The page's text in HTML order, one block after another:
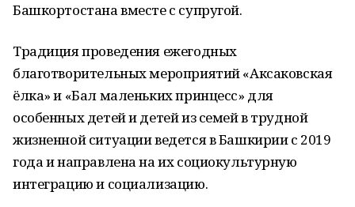
Башкортостана вместе с супругой.
Традиция проведения ежегодных
благотворительных мероприятий «Аксаковская
ёлка» и «Бал маленьких принцесс» для
особенных детей и детей из семей в трудной
жизненной ситуации ведется в Башкирии с 2019
года и направлена на их социокультурную
интеграцию и социализацию.